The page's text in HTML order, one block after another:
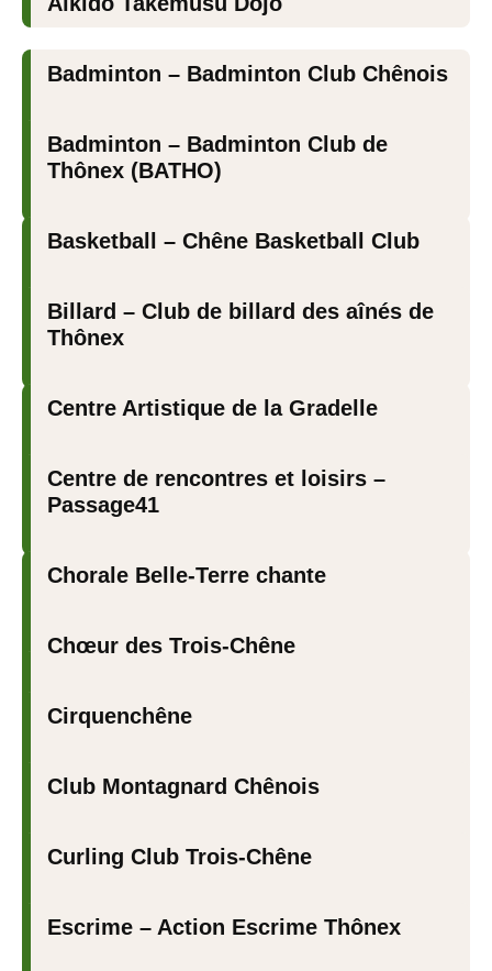
Badminton – Badminton Club Chênois
Badminton – Badminton Club de
Thônex (BATHO)
Basketball – Chêne Basketball Club
Billard – Club de billard des aînés de
Thônex
Centre Artistique de la Gradelle
Centre de rencontres et loisirs –
Passage41
Chœur des Trois-Chêne
Chorale Belle-Terre chante
Cirquenchêne
Club Montagnard Chênois
Curling Club Trois-Chêne
Escrime – Action Escrime Thônex